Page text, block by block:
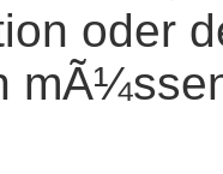
oder